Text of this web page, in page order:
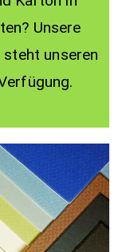
Unsere
steht unseren